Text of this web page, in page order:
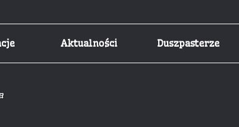
Aktualności Duszpasterze